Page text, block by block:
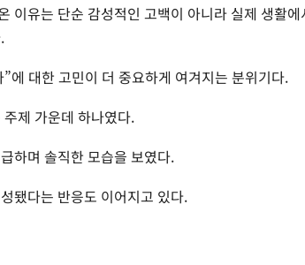
이유는 단순 감성적인 고백이 아니라 실제 생활에
에 대한 고민이 더 중요하게 여겨지는 분위기다.
제 가운데 하나였다.
하며 솔직한 모습을 보였다.
됐다는 반응도 이어지고 있다.